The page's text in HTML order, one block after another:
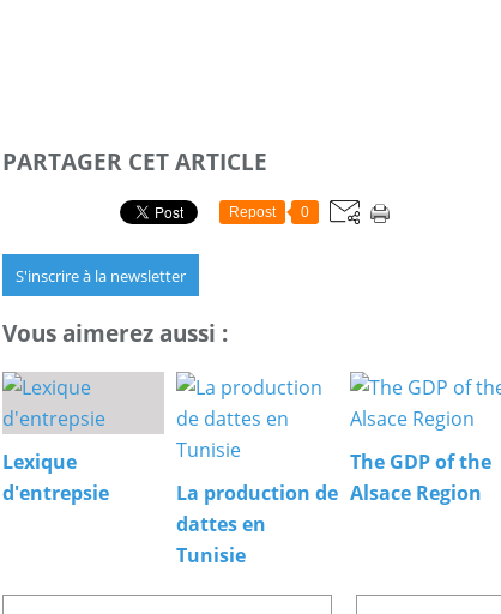
PARTAGER CET ARTICLE
Repost 0
S'inscrire à la newsletter
Vous aimerez aussi :
Lexique
d'entrepsie
La production de
dattes en
Tunisie
The GDP of the
Alsace Region